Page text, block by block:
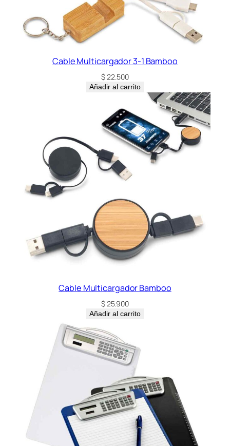
Cable Multicargador 3-1 Bamboo
$22.500
Añadir al carrito
Cable Multicargador Bamboo
$25.900
Añadir al carrito